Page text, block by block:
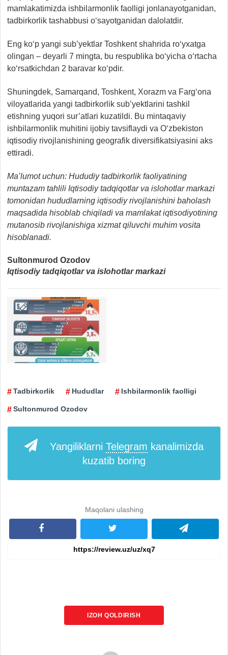
mamlakatimizda ishbilarmonlik faolligi jonlanayotganidan,
tadbirkorlik tashabbusi o‘sayotganidan dalolatdir.
Eng ko‘p yangi sub’yektlar Toshkent shahrida ro‘yxatga
olingan – deyarli 7 mingta, bu respublika bo‘yicha o‘rtacha
ko‘rsatkichdan 2 baravar ko‘pdir.
Shuningdek, Samarqand, Toshkent, Xorazm va Farg‘ona
viloyatlarida yangi tadbirkorlik sub’yektlarini tashkil
etishning yuqori sur’atlari kuzatildi. Bu mintaqaviy
ishbilarmonlik muhitini ijobiy tavsiflaydi va O‘zbekiston
iqtisodiy rivojlanishining geografik diversifikatsiyasini aks
ettiradi.
Ma’lumot uchun: Hududiy tadbirkorlik faoliyatining
muntazam tahlili Iqtisodiy tadqiqotlar va islohotlar markazi
tomonidan hududlarning iqtisodiy rivojlanishini baholash
maqsadida hisoblab chiqiladi va mamlakat iqtisodiyotining
mutanosib rivojlanishiga xizmat qiluvchi muhim vosita
hisoblanadi.
Sultonmurod Ozodov
Iqtisodiy tadqiqotlar va islohotlar markazi
Tadbirkorlik Hududlar Ishbilarmonlik faolligi
Sultonmurod Ozodov
Yangiliklarni Telegram kanalimizda
kuzatib boring
Maqolani ulashing
IZOH QOLDIRISH